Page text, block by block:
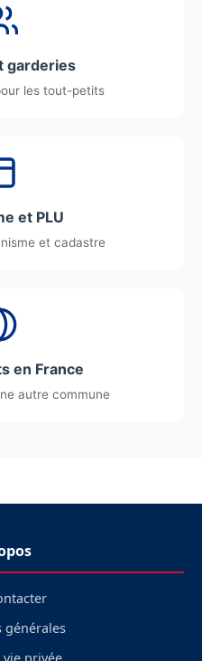
garderies
les tout-petits
et PLU
et cadastre
en France
autre commune
générales